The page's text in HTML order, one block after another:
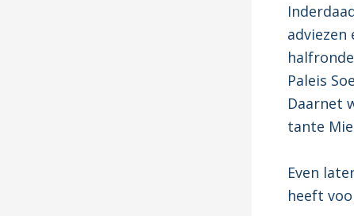
Paleis
Daarnet
tante
Even
heeft